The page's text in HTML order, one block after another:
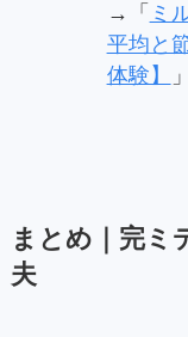
→「 ミ
平均と
体験】
」
まとめ｜完ミ
夫